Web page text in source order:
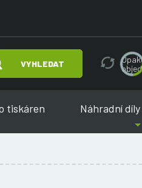
VYHLEDAT
tiskáren Náhradní